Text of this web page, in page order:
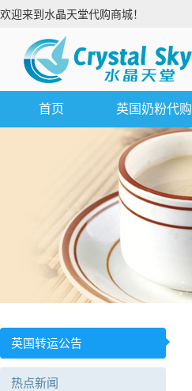
欢迎来到水晶天堂代购商城！
首页 英国奶粉代购
英国转运公告
热点新闻